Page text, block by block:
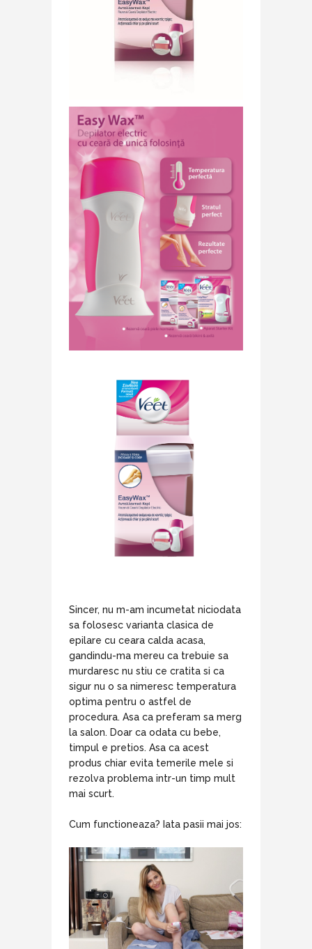
Sincer, nu m-am incumetat niciodata
sa folosesc varianta clasica de
epilare cu ceara calda acasa,
gandindu-ma mereu ca trebuie sa
murdaresc nu stiu ce cratita si ca
sigur nu o sa nimeresc temperatura
optima pentru o astfel de
procedura. Asa ca preferam sa merg
la salon. Doar ca odata cu bebe,
timpul e pretios. Asa ca acest
produs chiar evita temerile mele si
rezolva problema intr-un timp mult
mai scurt.
Cum functioneaza? Iata pasii mai jos: